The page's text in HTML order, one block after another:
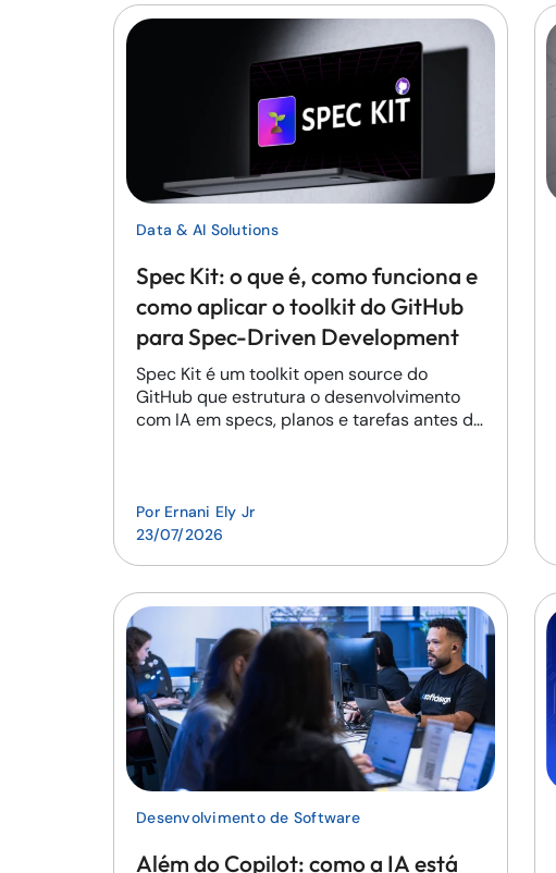
Data & AI Solutions
Spec Kit: o que é, como funciona e
como aplicar o toolkit do GitHub
para Spec-Driven Development
Spec Kit é um toolkit open source do
GitHub que estrutura o desenvolvimento
com IA em specs, planos e tarefas antes de
Por Ernani Ely Jr
23/07/2026
Desenvolvimento de Software
Além do Copilot: como a IA está